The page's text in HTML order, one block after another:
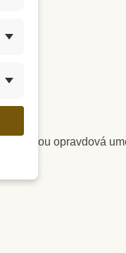
Oxybul Texturované
opravdová